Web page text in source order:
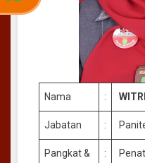
Nama :
Jabatan :
Pangkat &
: